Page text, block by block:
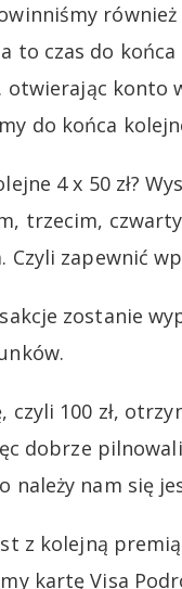
to czas do
otwierając konto
do końca
4 x 50 zł?
trzecim,
zapewnić
zostanie
czyli 100 zł,
dobrze
należy nam się
z kolejną
kartę Visa